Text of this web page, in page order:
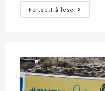
Fortsett å lese